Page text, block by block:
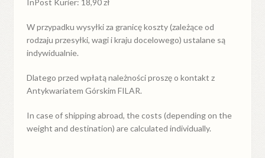
InPost Kurier: 18,90 zł
W przypadkuwysyłkiza granicękoszty (zależące od
rodzaju przesyłki, wagi i kraju docelowego) ustalane są
indywidualnie.
Dlatego przed wpłatą należności proszę o kontakt z
Antykwariatem Górskim FILAR.
In case of shipping abroad, the costs (depending on the
weight and destination) are calculated individually.